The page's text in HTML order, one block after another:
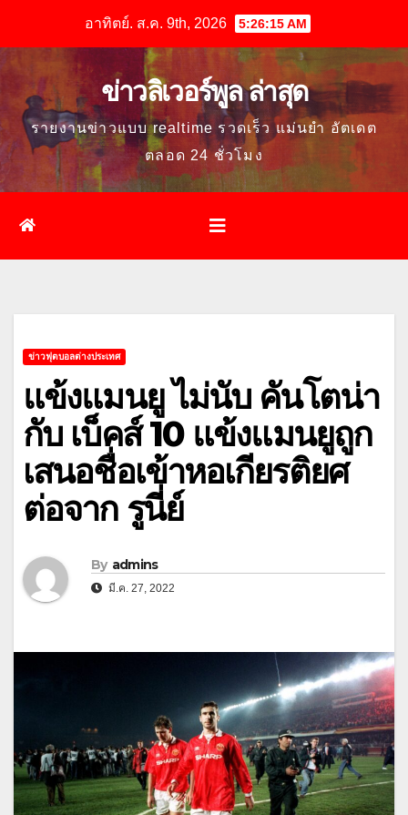
content
อาทิตย์. ส.ค. 9th, 2026 5:26:16 AM
ข่าวลิเวอร์พูล ล่าสุด
รายงานข่าวแบบ realtime รวดเร็ว แม่นยำ อัตเดต
ตลอด 24 ชั่วโมง
ข่าวฟุตบอลต่างประเทศ
แข้งแมนยู ไม่นับ คันโตน่า
กับ เบ็คส์ 10 แข้งแมนยูถูก
เสนอชื่อเข้าหอเกียรติยศ
ต่อจาก รูนี่ย์
By admins
มี.ค. 27, 2022